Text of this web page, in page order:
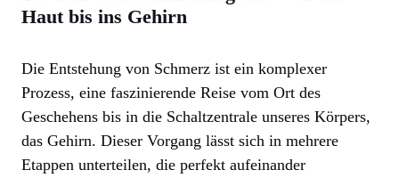
Haut bis ins Gehirn
Die Entstehung von Schmerz ist ein komplexer
Prozess, eine faszinierende Reise vom Ort des
Geschehens bis in die Schaltzentrale unseres Körpers,
das Gehirn. Dieser Vorgang lässt sich in mehrere
Etappen unterteilen, die perfekt aufeinander